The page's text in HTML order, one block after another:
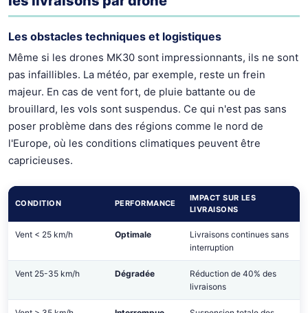
Les obstacles techniques et logistiques
Même si les drones MK30 sont impressionnants, ils ne sont
pas infaillibles. La météo, par exemple, reste un frein
majeur. En cas de vent fort, de pluie battante ou de
brouillard, les vols sont suspendus. Ce qui n'est pas sans
poser problème dans des régions comme le nord de
l'Europe, où les conditions climatiques peuvent être
capricieuses.
CONDITION PERFORMANCE
IMPACT SUR LES
LIVRAISONS
Vent < 25 km/h Optimale
Livraisons continues sans
interruption
Vent 25-35 km/h Dégradée
Réduction de 40% des
livraisons